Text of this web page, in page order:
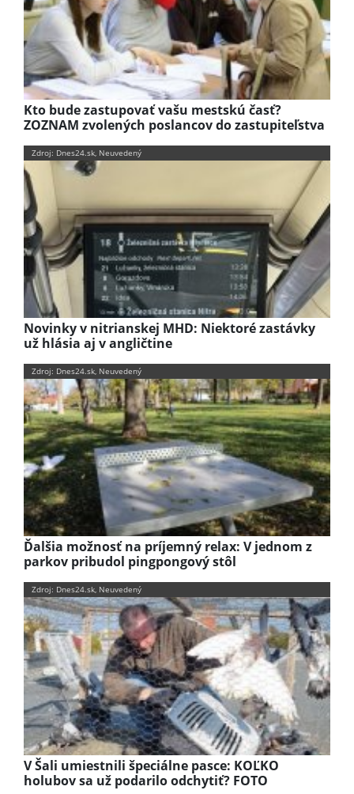
Kto bude zastupovať vašu mestskú časť?
ZOZNAM zvolených poslancov do zastupiteľstva
Zdroj: Dnes24.sk, Neuvedený
Novinky v nitrianskej MHD: Niektoré zastávky
už hlásia aj v angličtine
Zdroj: Dnes24.sk, Neuvedený
Ďalšia možnosť na príjemný relax: V jednom z
parkov pribudol pingpongový stôl
Zdroj: Dnes24.sk, Neuvedený
V Šali umiestnili špeciálne pasce: KOĽKO
holubov sa už podarilo odchytiť? FOTO